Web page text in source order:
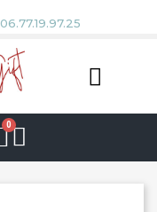
06.77.19.97.25